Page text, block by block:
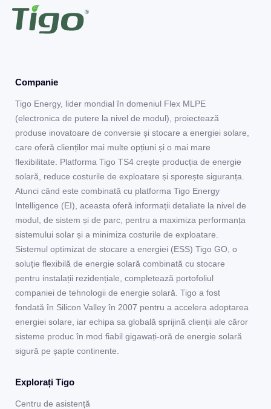
Companie
Tigo Energy, lider mondial în domeniul Flex MLPE
(electronica de putere la nivel de modul), proiectează
produse inovatoare de conversie și stocare a energiei solare,
care oferă clienților mai multe opțiuni și o mai mare
flexibilitate. Platforma Tigo TS4 crește producția de energie
solară, reduce costurile de exploatare și sporește siguranța.
Atunci când este combinată cu platforma Tigo Energy
Intelligence (EI), aceasta oferă informații detaliate la nivel de
modul, de sistem și de parc, pentru a maximiza performanța
sistemului solar și a minimiza costurile de exploatare.
Sistemul optimizat de stocare a energiei (ESS) Tigo GO, o
soluție flexibilă de energie solară combinată cu stocare
pentru instalații rezidențiale, completează portofoliul
companiei de tehnologii de energie solară. Tigo a fost
fondată în Silicon Valley în 2007 pentru a accelera adoptarea
energiei solare, iar echipa sa globală sprijină clienții ale căror
sisteme produc în mod fiabil gigawați-oră de energie solară
sigură pe șapte continente.
Explorați Tigo
Centru de asistență